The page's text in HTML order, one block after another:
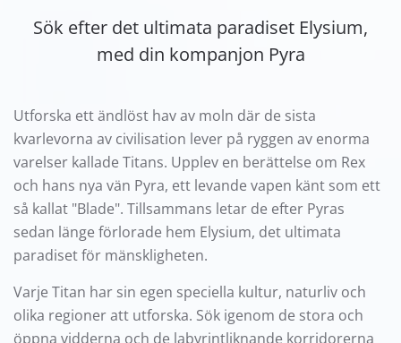
Sök efter det ultimata paradiset Elysium,
med din kompanjon Pyra
Utforska ett ändlöst hav av moln där de sista
kvarlevorna av civilisation lever på ryggen av enorma
varelser kallade Titans. Upplev en berättelse om Rex
och hans nya vän Pyra, ett levande vapen känt som ett
så kallat "Blade". Tillsammans letar de efter Pyras
sedan länge förlorade hem Elysium, det ultimata
paradiset för mänskligheten.
Varje Titan har sin egen speciella kultur, naturliv och
olika regioner att utforska. Sök igenom de stora och
öppna vidderna och de labyrintliknande korridorerna